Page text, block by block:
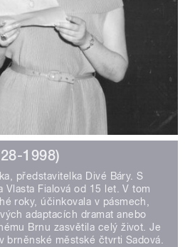
1998)
představitelka Divé Báry. S
Vlasta Fialová od 15 let. V tom
roky, účinkovala v pásmech,
adaptacích dramat anebo
Brnu zasvětila celý život. Je
brněnské městské čtvrti Sadová.